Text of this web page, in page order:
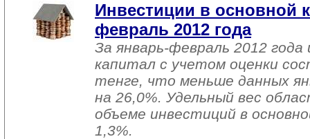
Инвестиции в основной
февраль 2012 года
За январь-февраль 2012
капитал с учетом оценки
тенге, что меньше данных
на 26,0%. Удельный вес
объеме инвестиций в
1,3%.